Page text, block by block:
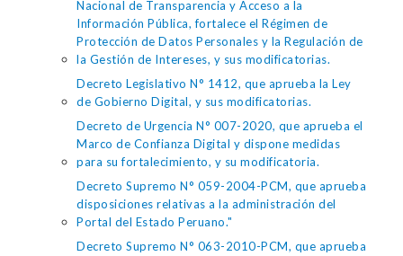
Nacional de Transparencia y Acceso a la
Información Pública, fortalece el Régimen de
Protección de Datos Personales y la Regulación de
la Gestión de Intereses, y sus modificatorias.
Decreto Legislativo N° 1412, que aprueba la Ley
de Gobierno Digital, y sus modificatorias.
Decreto de Urgencia N° 007-2020, que aprueba el
Marco de Confianza Digital y dispone medidas
para su fortalecimiento, y su modificatoria.
Decreto Supremo N° 059-2004-PCM, que aprueba
disposiciones relativas a la administración del
Portal del Estado Peruano."
Decreto Supremo N° 063-2010-PCM, que aprueba